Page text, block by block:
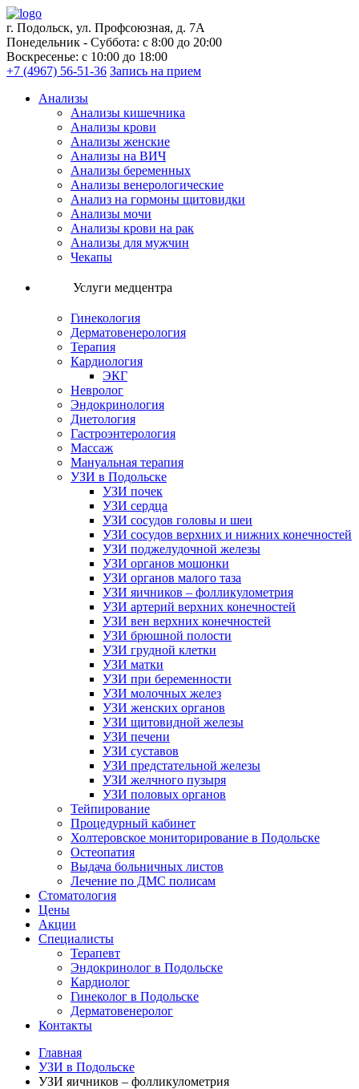
г. Подольск, ул. Профсоюзная, д. 7А
Понедельник - Суббота: с 8:00 до 20:00
Воскресенье: с 10:00 до 18:00
+7 (4967) 56-51-36 Запись на прием
Анализы
Анализы кишечника
Анализы крови
Анализы женские
Анализы на ВИЧ
Анализы беременных
Анализы венерологические
Анализ на гормоны щитовидки
Анализы мочи
Анализы крови на рак
Анализы для мужчин
Чекапы
Услуги медцентра
Гинекология
Дерматовенерология
Терапия
Кардиология
ЭКГ
Невролог
Эндокринология
Диетология
Гастроэнтерология
Массаж
Мануальная терапия
УЗИ в Подольске
УЗИ почек
УЗИ сердца
УЗИ сосудов головы и шеи
УЗИ сосудов верхних и нижних конечностей
УЗИ поджелудочной железы
УЗИ органов мошонки
УЗИ органов малого таза
УЗИ яичников – фолликулометрия
УЗИ артерий верхних конечностей
УЗИ вен верхних конечностей
УЗИ брюшной полости
УЗИ грудной клетки
УЗИ матки
УЗИ при беременности
УЗИ молочных желез
УЗИ женских органов
УЗИ щитовидной железы
УЗИ печени
УЗИ суставов
УЗИ предстательной железы
УЗИ желчного пузыря
УЗИ половых органов
Тейпирование
Процедурный кабинет
Холтеровское мониторирование в Подольске
Остеопатия
Выдача больничных листов
Лечение по ДМС полисам
Стоматология
Цены
Акции
Специалисты
Терапевт
Эндокринолог в Подольске
Кардиолог
Гинеколог в Подольске
Дерматовенеролог
Контакты
Главная
УЗИ в Подольске
УЗИ яичников – фолликулометрия